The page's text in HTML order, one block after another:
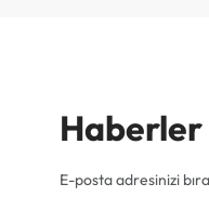
E-posta adresinizi